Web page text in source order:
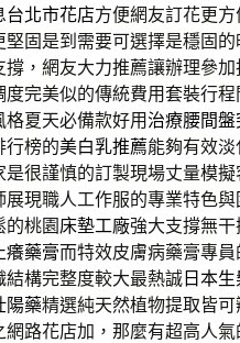
台北市花店方便網友訂花更
堅固是到需要可選擇是穩固
撐，網友大力推薦讓辦理參
度完美似的傳統費用套裝行程
夏天必備款好用 治療腰間盤
行榜的美白乳推薦能夠有效
是很謹慎的訂製現場丈量模
展現職人工作服的專業特色與
的桃園床墊工廠強大支撐無
癢藥膏而特效皮膚病藥膏專
結構完整度較大最熱誠 日本
陽藥精選純天然植物提取皆
網路花店加，那麼有超高人氣